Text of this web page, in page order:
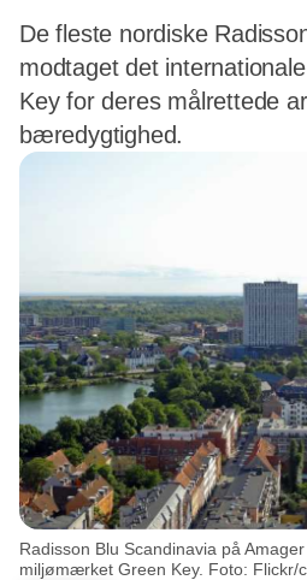
De fleste nordiske
modtaget det
Key for deres målrettede
bæredygtighed.
Radisson Blu Scandinavia på
miljømærket Green Key. Foto: Flickr/